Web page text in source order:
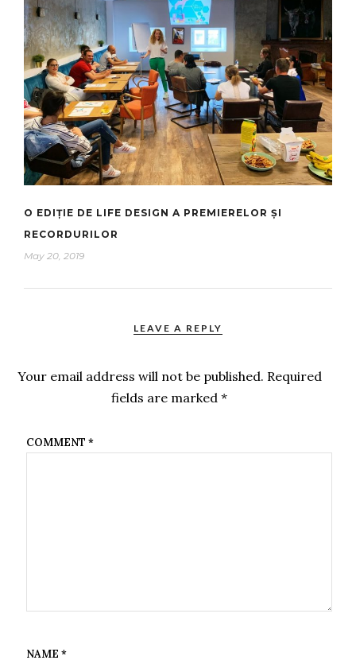
O EDIȚIE DE LIFE DESIGN A PREMIERELOR ȘI
RECORDURILOR
May 20, 2019
LEAVE A REPLY
Your email address will not be published. Required
fields are marked*
COMMENT *
NAME *